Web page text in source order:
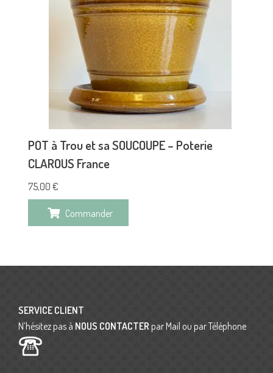
POT à Trou et sa SOUCOUPE – Poterie
CLAROUS France
75,00 €
Commander
SERVICE CLIENT
N’hésitez pas à NOUS CONTACTER par Mail ou par Téléphone